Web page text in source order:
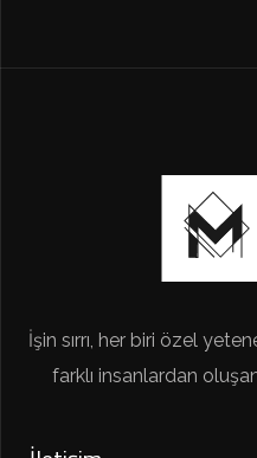
İşin sırrı, her biri özel
farklı insanlardan